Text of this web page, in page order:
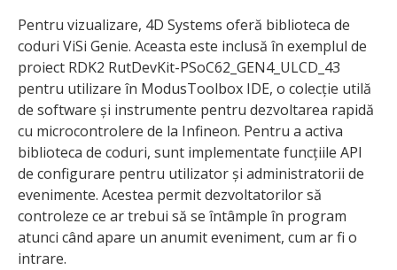
Pentru vizualizare, 4D Systems oferă biblioteca de
coduri ViSi Genie. Aceasta este inclusă în exemplul de
proiect RDK2 RutDevKit-PSoC62_GEN4_ULCD_43
pentru utilizare în ModusToolbox IDE, o colecție utilă
de software și instrumente pentru dezvoltarea rapidă
cu microcontrolere de la Infineon. Pentru a activa
biblioteca de coduri, sunt implementate funcțiile API
de configurare pentru utilizator și administratorii de
evenimente. Acestea permit dezvoltatorilor să
controleze ce ar trebui să se întâmple în program
atunci când apare un anumit eveniment, cum ar fi o
intrare.